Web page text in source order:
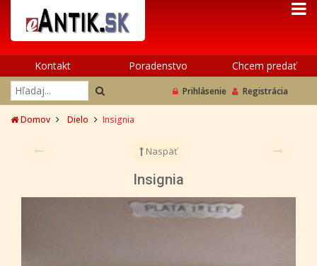
Kontakt Poradenstvo Chcem predať
Prihlásenie Registrácia
Domov Dielo Insignia
Naspäť
Insignia